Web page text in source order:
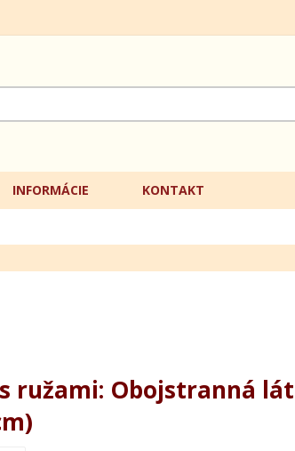
INFORMÁCIE KONTAKT
ružami: Obojstranná